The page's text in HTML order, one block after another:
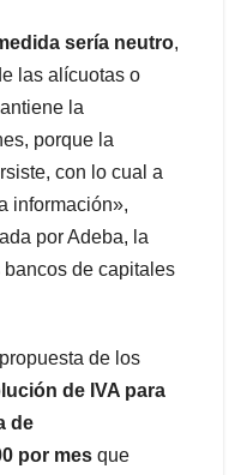
sería neutro,
las alícuotas o
la
porque la
con lo cual a
información»,
por Adeba, la
de capitales
de los
de IVA para
de
por mes que